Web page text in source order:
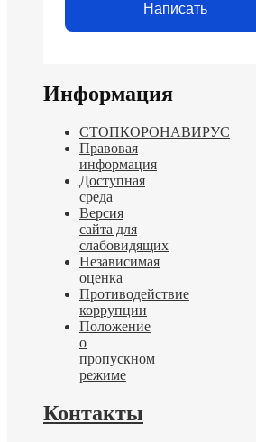
Написать
Информация
СТОПКОРОНАВИРУС
Правовая
информация
Доступная
среда
Версия
сайта для
слабовидящих
Независимая
оценка
Противодействие
коррупции
Положение
о
пропускном
режиме
Контакты